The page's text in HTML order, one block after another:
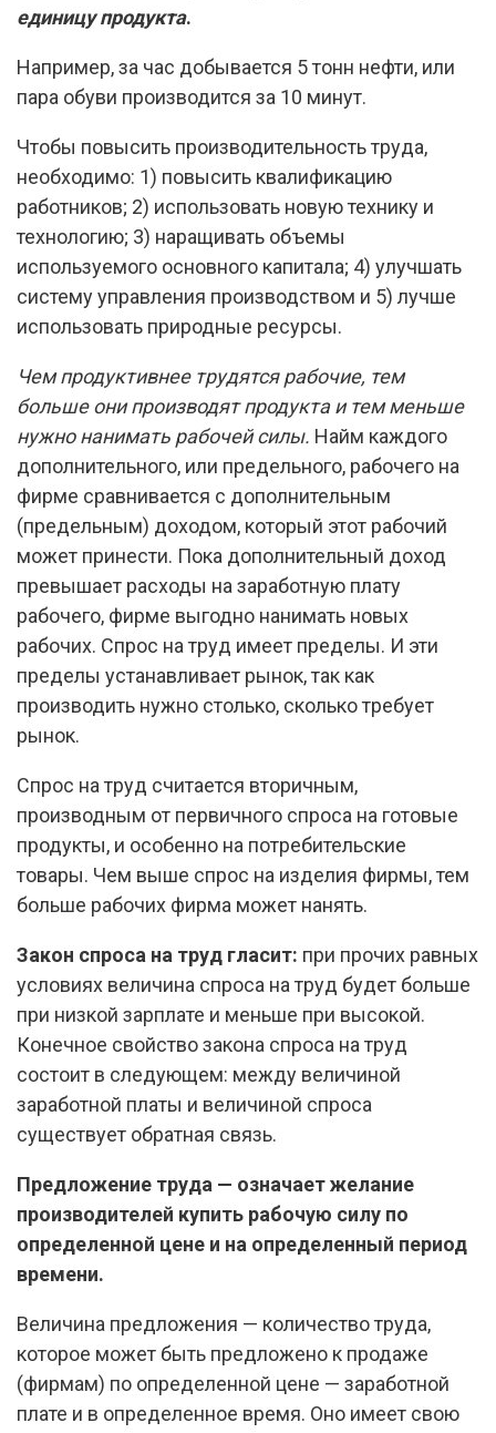
единицу продукта.
Например, за час добывается 5 тонн нефти, или
пара обуви производится за 10 минут.
Чтобы повысить производительность труда,
необходимо: 1) повысить квалификацию
работников; 2) использовать новую технику и
технологию; 3) наращивать объемы
используемого основного капитала; 4) улучшать
систему управления производством и 5) лучше
использовать природные ресурсы.
Чем продуктивнее трудятся рабочие, тем
больше они производят продукта и тем меньше
нужно нанимать рабочей силы. Найм каждого
дополнительного, или предельного, рабочего на
фирме сравнивается с дополнительным
(предельным) доходом, который этот рабочий
может принести. Пока дополнительный доход
превышает расходы на заработную плату
рабочего, фирме выгодно нанимать новых
рабочих. Спрос на труд имеет пределы. И эти
пределы устанавливает рынок, так как
производить нужно столько, сколько требует
рынок.
Спрос на труд считается вторичным,
производным от первичного спроса на готовые
продукты, и особенно на потребительские
товары. Чем выше спрос на изделия фирмы, тем
больше рабочих фирма может нанять.
Закон спроса на труд гласит: при прочих равных
условиях величина спроса на труд будет больше
при низкой зарплате и меньше при высокой.
Конечное свойство закона спроса на труд
состоит в следующем: между величиной
заработной платы и величиной спроса
существует обратная связь.
Предложение труда — означает желание
производителей купить рабочую силу по
определенной цене и на определенный период
времени.
Величина предложения — количество труда,
которое может быть предложено к продаже
(фирмам) по определенной цене — заработной
плате и в определенное время. Оно имеет свою